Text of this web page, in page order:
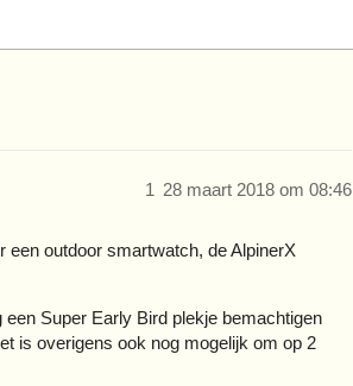
28 maart 2018 om 08:46
1
een outdoor smartwatch, de AlpinerX
Super Early Bird plekje bemachtigen
is overigens ook nog mogelijk om op 2